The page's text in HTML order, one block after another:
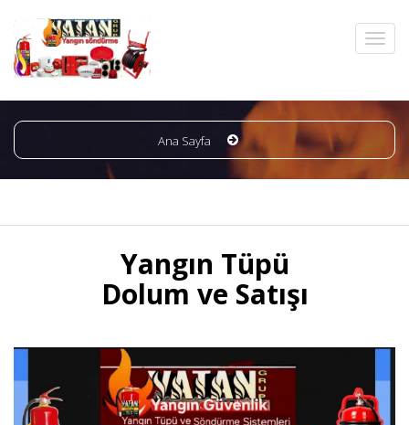
Ana Sayfa
Yangın Tüpü
Dolum ve Satışı